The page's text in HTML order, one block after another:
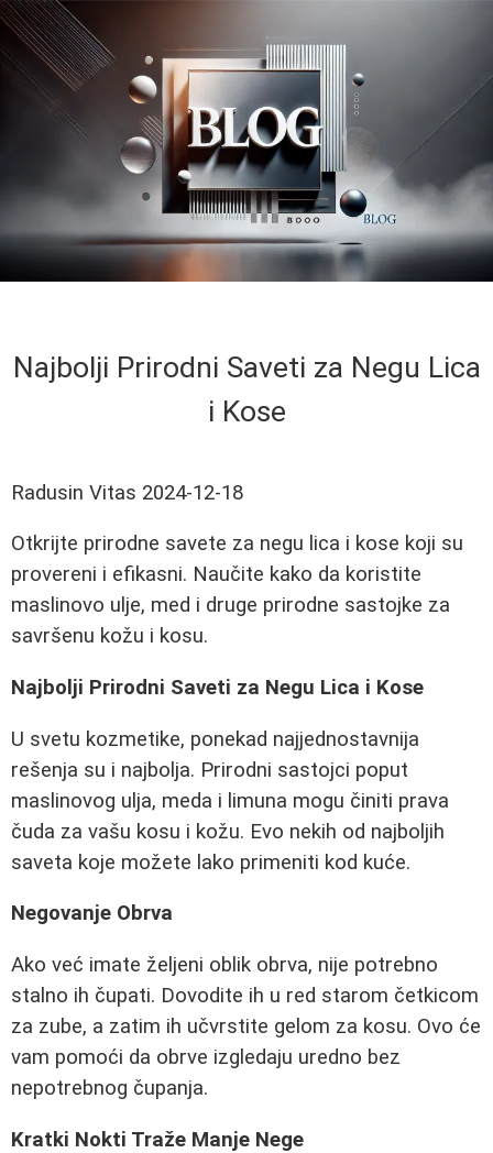
Najbolji Prirodni Saveti za Negu Lica
i Kose
Radusin Vitas 2024-12-18
Otkrijte prirodne savete za negu lica i kose koji su
provereni i efikasni. Naučite kako da koristite
maslinovo ulje, med i druge prirodne sastojke za
savršenu kožu i kosu.
Najbolji Prirodni Saveti za Negu Lica i Kose
U svetu kozmetike, ponekad najjednostavnija
rešenja su i najbolja. Prirodni sastojci poput
maslinovog ulja, meda i limuna mogu činiti prava
čuda za vašu kosu i kožu. Evo nekih od najboljih
saveta koje možete lako primeniti kod kuće.
Negovanje Obrva
Ako već imate željeni oblik obrva, nije potrebno
stalno ih čupati. Dovodite ih u red starom četkicom
za zube, a zatim ih učvrstite gelom za kosu. Ovo će
vam pomoći da obrve izgledaju uredno bez
nepotrebnog čupanja.
Kratki Nokti Traže Manje Nege